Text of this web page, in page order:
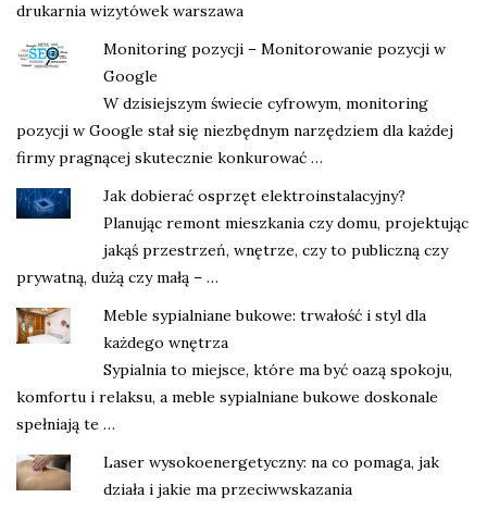
drukarnia wizytówek warszawa
Monitoring pozycji – Monitorowanie pozycji w
Google
W dzisiejszym świecie cyfrowym, monitoring
pozycji w Google stał się niezbędnym narzędziem dla każdej
firmy pragnącej skutecznie konkurować …
Jak dobierać osprzęt elektroinstalacyjny?
Planując remont mieszkania czy domu, projektując
jakąś przestrzeń, wnętrze, czy to publiczną czy
prywatną, dużą czy małą – …
Meble sypialniane bukowe: trwałość i styl dla
każdego wnętrza
Sypialnia to miejsce, które ma być oazą spokoju,
komfortu i relaksu, a meble sypialniane bukowe doskonale
spełniają te …
Laser wysokoenergetyczny: na co pomaga, jak
działa i jakie ma przeciwwskazania